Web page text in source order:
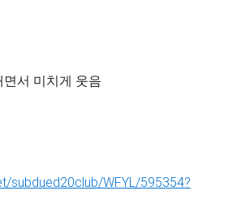
서 미치게 웃음
subdued20club/WFYL/595354?